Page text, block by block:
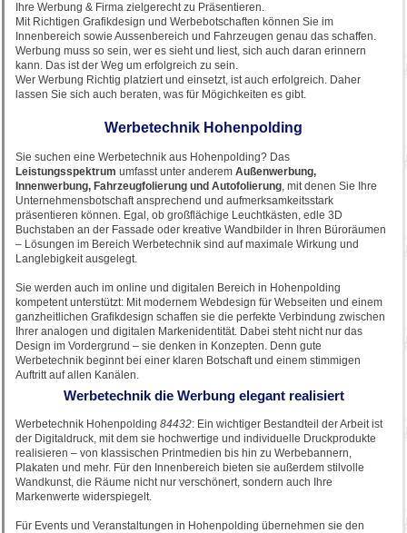
Ihre Werbung & Firma zielgerecht zu Präsentieren.
Mit Richtigen Grafikdesign und Werbebotschaften können Sie im
Innenbereich sowie Aussenbereich und Fahrzeugen genau das schaffen.
Werbung muss so sein, wer es sieht und liest, sich auch daran erinnern
kann. Das ist der Weg um erfolgreich zu sein.
Wer Werbung Richtig platziert und einsetzt, ist auch erfolgreich. Daher
lassen Sie sich auch beraten, was für Mögichkeiten es gibt.
Werbetechnik Hohenpolding
Sie suchen eine Werbetechnik aus Hohenpolding? Das
Leistungsspektrum umfasst unter anderem Außenwerbung,
Innenwerbung, Fahrzeugfolierung und Autofolierung, mit denen Sie Ihre
Unternehmensbotschaft ansprechend und aufmerksamkeitsstark
präsentieren können. Egal, ob großflächige Leuchtkästen, edle 3D
Buchstaben an der Fassade oder kreative Wandbilder in Ihren Büroräumen
– Lösungen im Bereich Werbetechnik sind auf maximale Wirkung und
Langlebigkeit ausgelegt.
Sie werden auch im online und digitalen Bereich in Hohenpolding
kompetent unterstützt: Mit modernem Webdesign für Webseiten und einem
ganzheitlichen Grafikdesign schaffen sie die perfekte Verbindung zwischen
Ihrer analogen und digitalen Markenidentität. Dabei steht nicht nur das
Design im Vordergrund – sie denken in Konzepten. Denn gute
Werbetechnik beginnt bei einer klaren Botschaft und einem stimmigen
Auftritt auf allen Kanälen.
Werbetechnik die Werbung elegant realisiert
Werbetechnik Hohenpolding 84432: Ein wichtiger Bestandteil der Arbeit ist
der Digitaldruck, mit dem sie hochwertige und individuelle Druckprodukte
realisieren – von klassischen Printmedien bis hin zu Werbebannern,
Plakaten und mehr. Für den Innenbereich bieten sie außerdem stilvolle
Wandkunst, die Räume nicht nur verschönert, sondern auch Ihre
Markenwerte widerspiegelt.
Für Events und Veranstaltungen in Hohenpolding übernehmen sie den